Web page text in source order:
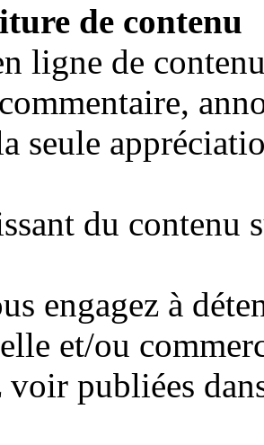
de contenu
ligne de
seule
du contenu
engagez à
et/ou
voir publiées